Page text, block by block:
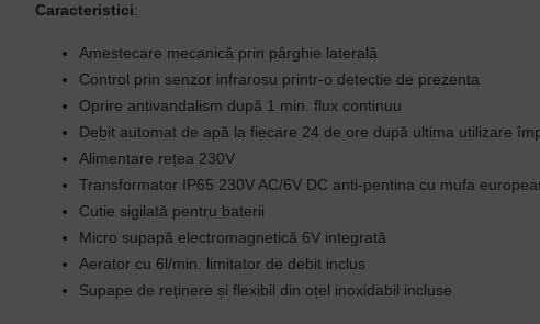
Caracteristici:
Amestecare mecanică prin pârghie laterală
Control prin senzor infrarosu printr-o detectie de prezenta
Oprire antivandalism după 1 min. flux continuu
Debit automat de apă la fiecare 24 de ore după ultima utilizare
Alimentare rețea 230V
Transformator IP65 230V AC/6V DC anti-pentina cu mufa
Cutie sigilată pentru baterii
Micro supapă electromagnetică 6V integrată
Aerator cu 6l/min. limitator de debit inclus
Supape de reținere și flexibil din oțel inoxidabil incluse